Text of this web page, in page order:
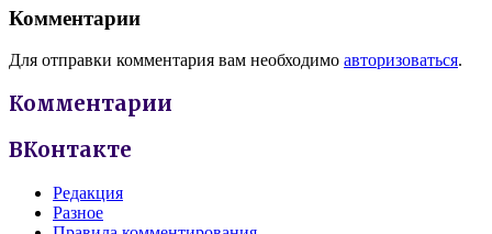
Комментарии
Для отправки комментария вам необходимо авторизоваться.
Комментарии
ВКонтакте
Редакция
Разное